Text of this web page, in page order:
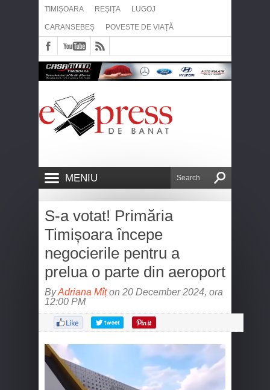
TIMIȘOARA REȘIȚA LUGOJ
CARANSEBEȘ POVESTE DE VIAȚĂ
MENIU
S-a votat! Primăria
Timișoara începe
negocierile pentru a
prelua o parte din aeroport
ByAdriana Mîțon 20 December 2024, ora
12:00 PM